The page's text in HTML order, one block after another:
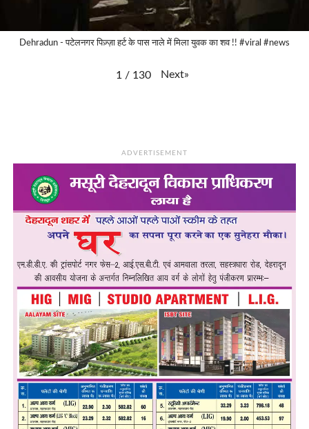
Dehradun - पटेलनगर पिज़्ज़ा हर्ट के पास नाले में मिला युवक का शव !! #viral #news
1 / 130 Next»
ADVERTISEMENT